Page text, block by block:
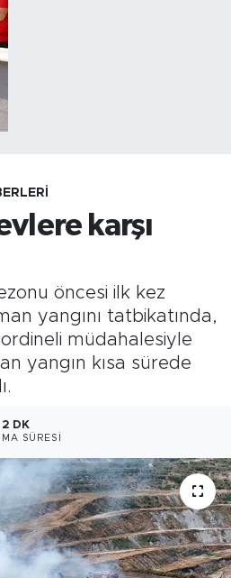
karşı
öncesi ilk kez
yangını tatbikatında,
müdahalesiyle
yangın kısa sürede
2 DK
SÜRESI